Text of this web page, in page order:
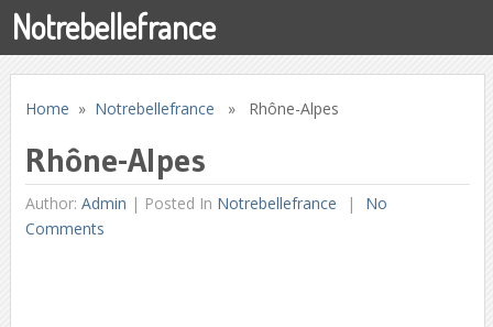
Notrebellefrance
Home » Notrebellefrance » Rhône-Alpes
Rhône-Alpes
Author: Admin | Posted In Notrebellefrance
No
Comments